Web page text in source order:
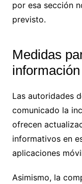
por esa sección
previsto.
Medidas
Las autoridades
comunicado la
ofrecen
informativos en
aplicaciones
Asimismo, la